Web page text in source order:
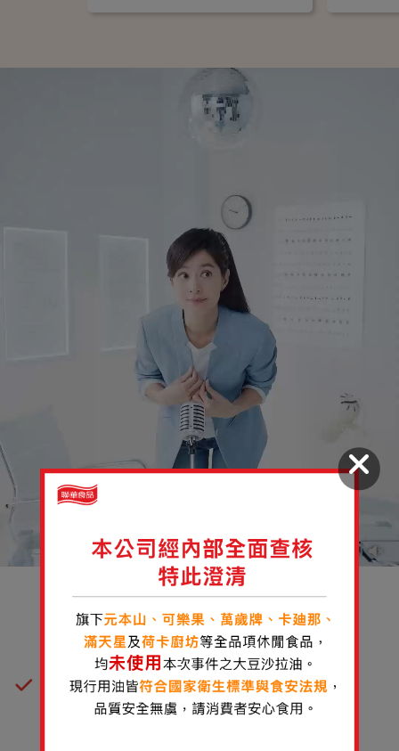
包包有履歷 安心看得見
嚴選供應商，挑選品質最優良、色澤飽滿香氣最
足，且符合該產地國家檢驗標準之天然堅果。